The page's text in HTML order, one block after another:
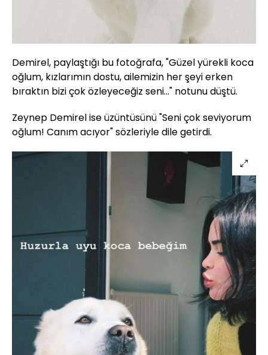
Demirel, paylaştığı bu fotoğrafa, "Güzel yürekli koca
oğlum, kızlarımın dostu, ailemizin her şeyi erken
bıraktın bizi çok özleyeceğiz seni..." notunu düştü.
Zeynep Demirel ise üzüntüsünü "Seni çok seviyorum
oğlum! Canım acıyor" sözleriyle dile getirdi.